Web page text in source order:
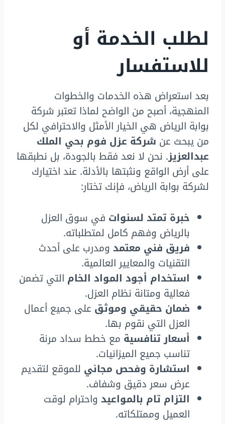
لطلب الخدمة أو
للاستفسار
بعد استعراض هذه الخدمات والخطوات
المنهجية، أصبح من الواضح لماذا تعتبر شركة
بوابة الرياض هي الخيار الأمثل والاحترافي لكل
من يبحث عن شركة عزل فوم بحي الملك
عبدالعزيز. نحن لا نعد فقط بالجودة، بل نطبقها
على أرض الواقع ونثبتها بالأدلة. عند اختيارك
لشركة بوابة الرياض، فإنك تختار:
خبرة تمتد لسنوات في سوق العزل
بالرياض وفهم كامل لمتطلباته.
فريق فني معتمد ومدرب على أحدث
التقنيات والمعايير العالمية.
استخدام أجود المواد الخام التي تضمن
فعالية ومتانة نظام العزل.
ضمان حقيقي وموثق على جميع أعمال
العزل التي نقوم بها.
أسعار تنافسية مع خطط سداد مرنة
تناسب جميع الميزانيات.
استشارة وفحص مجاني للموقع لتقديم
عرض سعر دقيق وشفاف.
التزام تام بالمواعيد واحترام لوقت
العميل وممتلكاته.